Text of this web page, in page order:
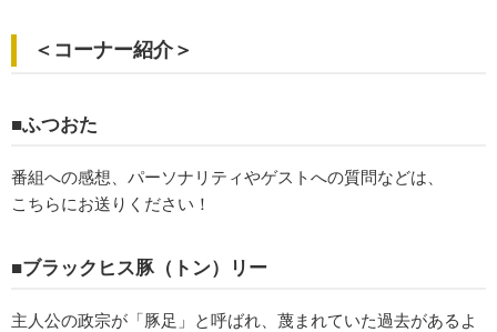
＜コーナー紹介＞
■ふつおた
番組への感想、パーソナリティやゲストへの質問などは、
こちらにお送りください！
■ブラックヒス豚（トン）リー
主人公の政宗が「豚足」と呼ばれ、蔑まれていた過去があるよ